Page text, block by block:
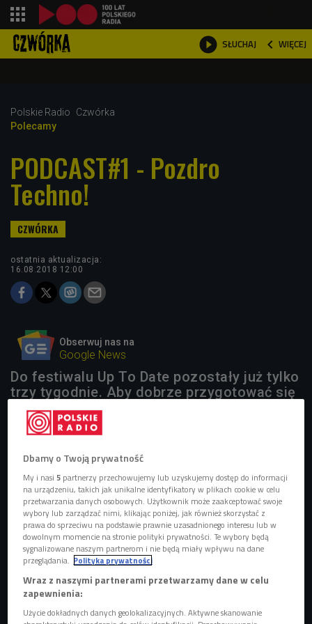
 SŁUCHAJ  WIĘCEJ

Polskie Radio
Czwórka
Polecamy
PODCAST#1 - Pozdro
Techno!
ostatnia aktualizacja:
16.08.2018 12:00
Obserwuj nas na
Google News
Do festiwalu Up To Date pozostały już tylko
trzy tygodnie. Aby dobrze przygotować się
do imprezy i dokładnie poznać line-up
startujemy z minicyklem autorskich
podcastów.
AUDIO 1 plik
 70'55 
Straight Outta Białystok vol 1 - Pozdro Techno
Dbamy o Twoją prywatność
My i nasi5 partnerzy przechowujemy lub uzyskujemy dostęp do informacji
na urządzeniu, takich jak unikalne identyfikatory w plikach cookie w celu
przetwarzania danych osobowych. Użytkownik może zaakceptować swoje
wybory lub zarządzać nimi, klikając poniżej, jak również skorzystać z
prawa do sprzeciwu na podstawie prawnie uzasadnionego interesu lub w
dowolnym momencie na stronie polityki prywatności. Te wybory będą
sygnalizowane naszym partnerom i nie będą miały wpływu na dane
przeglądania. Polityka prywatności
Wraz z naszymi partnerami przetwarzamy dane w celu
zapewnienia:
Użycie dokładnych danych geolokalizacyjnych. Aktywne skanowanie